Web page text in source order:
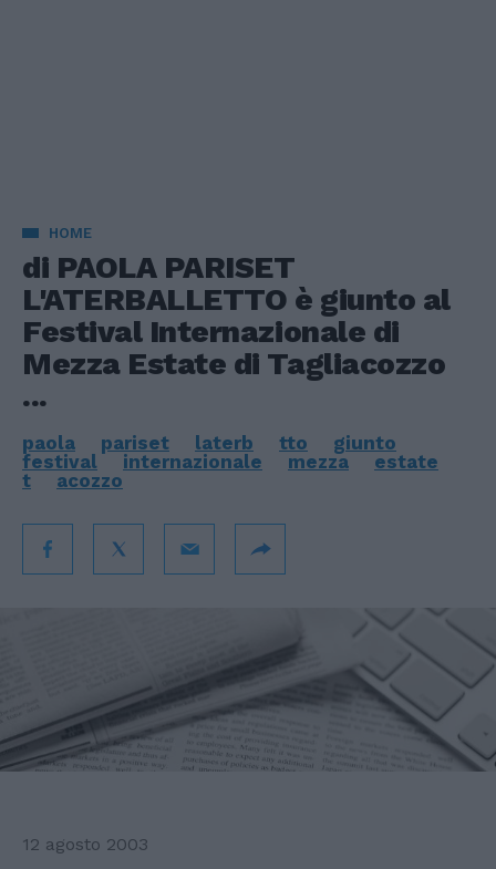
HOME
di PAOLA PARISET
L'ATERBALLETTO è giunto al
Festival Internazionale di
Mezza Estate di Tagliacozzo
...
paola pariset laterb tto
giunto
festival
internazionale mezza
estate
t
acozzo
12 agosto 2003